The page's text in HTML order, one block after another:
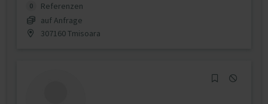
0
Referenzen
auf Anfrage
307160 Tmisoara